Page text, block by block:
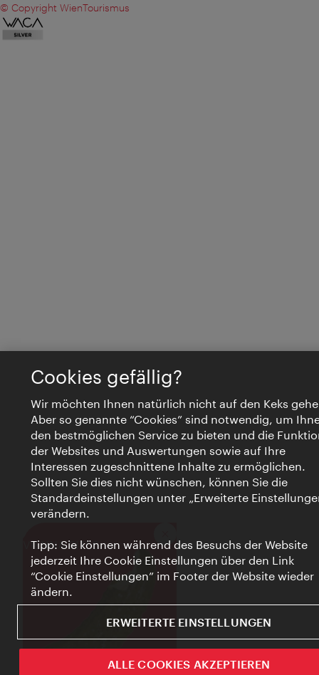
VIENNA BITES Schließen
© Copyright WienTourismus
Cookies gefällig?
Wir möchten Ihnen natürlich nicht auf den Keks
Aber so genannte “Cookies” sind notwendig, um
den bestmöglichen Service zu bieten und die
der Websites und Auswertungen sowie auf Ihre
Interessen zugeschnittene Inhalte zu ermöglichen.
Sollten Sie dies nicht wünschen, können Sie die
Standardeinstellungen unter „Erweiterte
verändern.
Tipp: Sie können während des Besuchs der Website
jederzeit Ihre Cookie Einstellungen über den Link
“Cookie Einstellungen” im Footer der Website wieder
ändern.
ERWEITERTE EINSTELLUNGEN
ALLE COOKIES AKZEPTIEREN